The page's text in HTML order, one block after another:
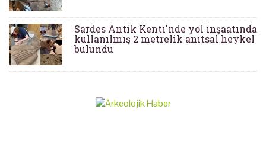
Sardes Antik Kenti'nde yol inşaatında
kullanılmış 2 metrelik anıtsal heykel
bulundu